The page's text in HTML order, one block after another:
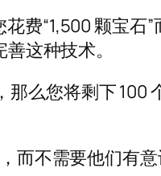
费“1,500 颗宝石”
这种技术。
么您将剩下 100
而不需要他们有